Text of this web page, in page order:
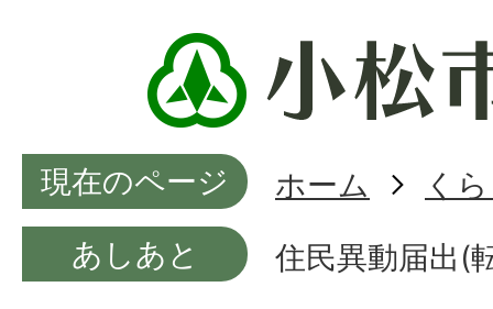
現在のページ ホーム
く
あしあと
住民異動届出(